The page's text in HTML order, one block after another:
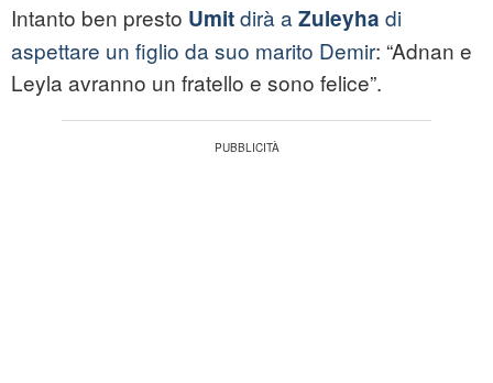
Intanto ben presto Umitdirà a Zuleyha di
aspettare un figlio da suo marito Demir: “Adnan e
Leyla avranno un fratello e sono felice”.